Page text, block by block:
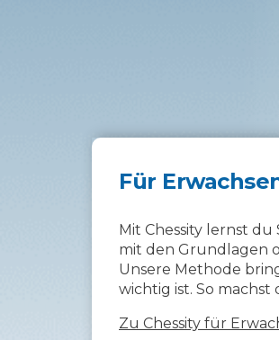
Für
Mit Chessity lernst du
mit den Grundlagen
Unsere Methode
wichtig ist. So
Zu Chessity für